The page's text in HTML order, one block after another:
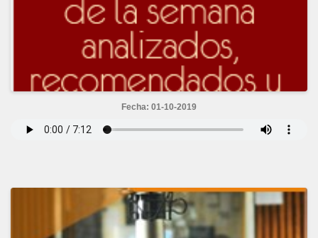
Fecha: 01-10-2019